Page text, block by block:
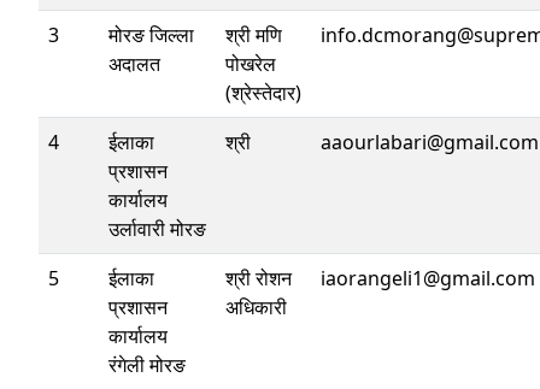
3
मोरङ जिल्ला
अदालत
श्री मणि
पोखरेल
(श्रेस्तेदार)
4
ईलाका
प्रशासन
कार्यालय
उर्लावारी मोरङ
श्री aaourlabari@gmail.com
5
ईलाका
प्रशासन
कार्यालय
रंगेली मोरङ
श्री रोशन
अधिकारी
iaorangeli1@gmail.com